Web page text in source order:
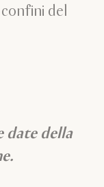
del
date della